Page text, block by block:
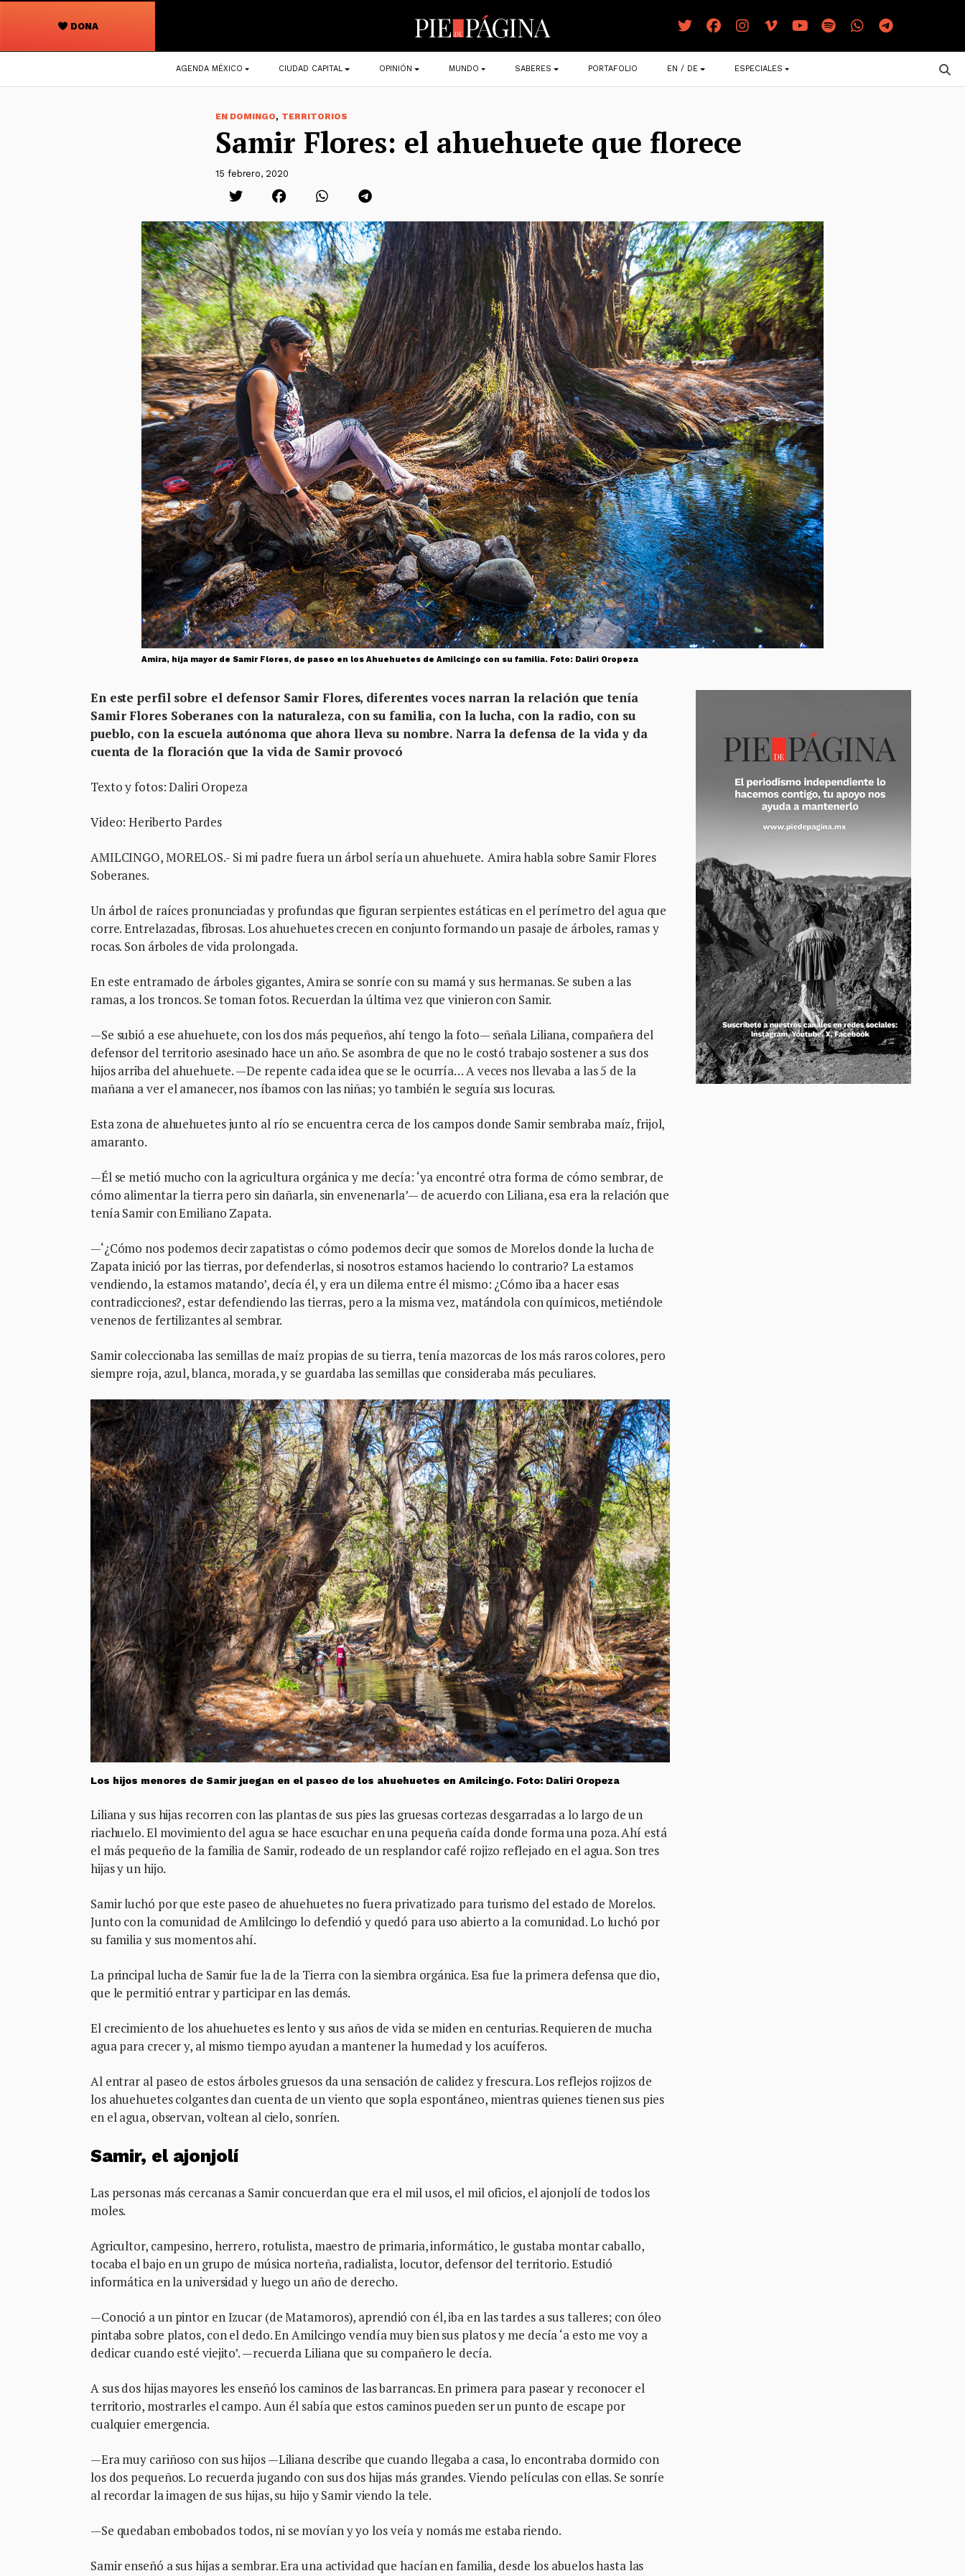
DONA
Navegación
principal
AGENDA MÉXICO CIUDAD CAPITAL OPINIÓN MUNDO SABERES PORTAFOLIO EN / DE ESPECIALES
EN DOMINGO, TERRITORIOS
Samir Flores: el ahuehuete que florece
15 febrero, 2020
Amira, hija mayor de Samir Flores, de paseo en los Ahuehuetes de Amilcingo con su familia. Foto: Daliri Oropeza
En este perfil sobre el defensor Samir Flores, diferentes voces narran la relación que tenía
Samir Flores Soberanes con la naturaleza, con su familia, con la lucha, con la radio, con su
pueblo, con la escuela autónoma que ahora lleva su nombre. Narra la defensa de la vida y da
cuenta de la floración que la vida de Samir provocó
Texto y fotos: Daliri Oropeza
Video: Heriberto Pardes
AMILCINGO, MORELOS.- Si mi padre fuera un árbol sería un ahuehuete. Amira habla sobre Samir Flores
Soberanes.
Un árbol de raíces pronunciadas y profundas que figuran serpientes estáticas en el perímetro del agua que
corre. Entrelazadas, fibrosas. Los ahuehuetes crecen en conjunto formando un pasaje de árboles, ramas y
rocas. Son árboles de vida prolongada.
En este entramado de árboles gigantes, Amira se sonríe con su mamá y sus hermanas. Se suben a las
ramas, a los troncos. Se toman fotos. Recuerdan la última vez que vinieron con Samir.
—Se subió a ese ahuehuete, con los dos más pequeños, ahí tengo la foto— señala Liliana, compañera del
defensor del territorio asesinado hace un año. Se asombra de que no le costó trabajo sostener a sus dos
hijos arriba del ahuehuete. —De repente cada idea que se le ocurría… A veces nos llevaba a las 5 de la
mañana a ver el amanecer, nos íbamos con las niñas; yo también le seguía sus locuras.
Esta zona de ahuehuetes junto al río se encuentra cerca de los campos donde Samir sembraba maíz, frijol,
amaranto.
—Él se metió mucho con la agricultura orgánica y me decía: ‘ya encontré otra forma de cómo sembrar, de
cómo alimentar la tierra pero sin dañarla, sin envenenarla’— de acuerdo con Liliana, esa era la relación que
tenía Samir con Emiliano Zapata.
—‘¿Cómo nos podemos decir zapatistas o cómo podemos decir que somos de Morelos donde la lucha de
Zapata inició por las tierras, por defenderlas, si nosotros estamos haciendo lo contrario? La estamos
vendiendo, la estamos matando’, decía él, y era un dilema entre él mismo: ¿Cómo iba a hacer esas
contradicciones?, estar defendiendo las tierras, pero a la misma vez, matándola con químicos, metiéndole
venenos de fertilizantes al sembrar.
Samir coleccionaba las semillas de maíz propias de su tierra, tenía mazorcas de los más raros colores, pero
siempre roja, azul, blanca, morada, y se guardaba las semillas que consideraba más peculiares.
Los hijos menores de Samir juegan en el paseo de los ahuehuetes en Amilcingo. Foto: Daliri Oropeza
Liliana y sus hijas recorren con las plantas de sus pies las gruesas cortezas desgarradas a lo largo de un
riachuelo. El movimiento del agua se hace escuchar en una pequeña caída donde forma una poza. Ahí está
el más pequeño de la familia de Samir, rodeado de un resplandor café rojizo reflejado en el agua. Son tres
hijas y un hijo.
Samir luchó por que este paseo de ahuehuetes no fuera privatizado para turismo del estado de Morelos.
Junto con la comunidad de Amlilcingo lo defendió y quedó para uso abierto a la comunidad. Lo luchó por
su familia y sus momentos ahí.
La principal lucha de Samir fue la de la Tierra con la siembra orgánica. Esa fue la primera defensa que dio,
que le permitió entrar y participar en las demás.
El crecimiento de los ahuehuetes es lento y sus años de vida se miden en centurias. Requieren de mucha
agua para crecer y, al mismo tiempo ayudan a mantener la humedad y los acuíferos.
Al entrar al paseo de estos árboles gruesos da una sensación de calidez y frescura. Los reflejos rojizos de
los ahuehuetes colgantes dan cuenta de un viento que sopla espontáneo, mientras quienes tienen sus pies
en el agua, observan, voltean al cielo, sonríen.
Samir, el ajonjolí
Las personas más cercanas a Samir concuerdan que era el mil usos, el mil oficios, el ajonjolí de todos los
moles.
Agricultor, campesino, herrero, rotulista, maestro de primaria, informático, le gustaba montar caballo,
tocaba el bajo en un grupo de música norteña, radialista, locutor, defensor del territorio. Estudió
informática en la universidad y luego un año de derecho.
—Conoció a un pintor en Izucar (de Matamoros), aprendió con él, iba en las tardes a sus talleres; con óleo
pintaba sobre platos, con el dedo. En Amilcingo vendía muy bien sus platos y me decía ‘a esto me voy a
dedicar cuando esté viejito’. —recuerda Liliana que su compañero le decía.
A sus dos hijas mayores les enseñó los caminos de las barrancas. En primera para pasear y reconocer el
territorio, mostrarles el campo. Aun él sabía que estos caminos pueden ser un punto de escape por
cualquier emergencia.
—Era muy cariñoso con sus hijos —Liliana describe que cuando llegaba a casa, lo encontraba dormido con
los dos pequeños. Lo recuerda jugando con sus dos hijas más grandes. Viendo películas con ellas. Se sonríe
al recordar la imagen de sus hijas, su hijo y Samir viendo la tele.
—Se quedaban embobados todos, ni se movían y yo los veía y nomás me estaba riendo.
Samir enseñó a sus hijas a sembrar. Era una actividad que hacían en familia, desde los abuelos hasta las